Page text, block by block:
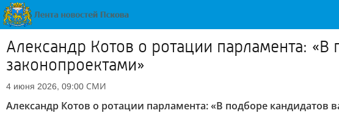
Александр Котов о ротации парламента:
законопроектами»
4 июня 2026, 09:00 СМИ
Александр Котов о ротации парламента: «В подборе кандидатов